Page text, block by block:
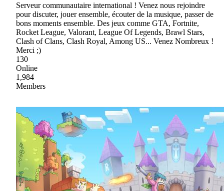
Serveur communautaire international ! Venez nous rejoindre
pour discuter, jouer ensemble, écouter de la musique, passer de
bons moments ensemble. Des jeux comme GTA, Fortnite,
Rocket League, Valorant, League Of Legends, Brawl Stars,
Clash of Clans, Clash Royal, Among US... Venez Nombreux !
Merci ;)
130
Online
1,984
Members